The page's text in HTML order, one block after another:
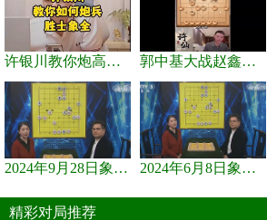
许银川教你炮高兵士象全如何赢士象全，简单四步即可 郭中基大战赵鑫鑫，许银川激情讲解
2024年9月28日象棋世界栏目，刘君、蒋川讲解了第九届杨官璘杯象棋... 2024年6月8日象棋世界，刘君、蒋川讲解了第九届杨官璘杯全国象棋...
精彩对局推荐